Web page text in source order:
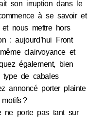
son irruption dans le
à se savoir et
nous mettre hors
: aujourd’hui Front
clairvoyance et
également, bien
type de cabales
annoncé porter plainte
?
ne porte pas tant sur